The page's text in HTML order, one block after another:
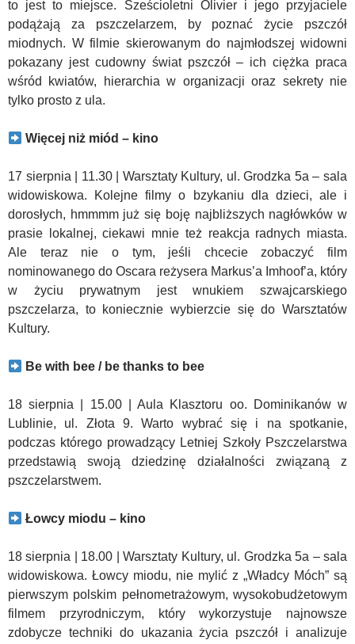
to jest to miejsce. Sześcioletni Olivier i jego przyjaciele
podążają za pszczelarzem, by poznać życie pszczół
miodnych. W filmie skierowanym do najmłodszej widowni
pokazany jest cudowny świat pszczół – ich ciężka praca
wśród kwiatów, hierarchia w organizacji oraz sekrety nie
tylko prosto z ula.
Więcej niż miód – kino
17 sierpnia | 11.30 | Warsztaty Kultury, ul. Grodzka 5a – sala
widowiskowa. Kolejne filmy o bzykaniu dla dzieci, ale i
dorosłych, hmmmm już się boję najbliższych nagłówków w
prasie lokalnej, ciekawi mnie też reakcja radnych miasta.
Ale teraz nie o tym, jeśli chcecie zobaczyć film
nominowanego do Oscara reżysera Markus’a Imhoof’a, który
w życiu prywatnym jest wnukiem szwajcarskiego
pszczelarza, to koniecznie wybierzcie się do Warsztatów
Kultury.
Be with bee / be thanks to bee
18 sierpnia | 15.00 | Aula Klasztoru oo. Dominikanów w
Lublinie, ul. Złota 9. Warto wybrać się i na spotkanie,
podczas którego prowadzący Letniej Szkoły Pszczelarstwa
przedstawią swoją dziedzinę działalności związaną z
pszczelarstwem.
Łowcy miodu – kino
18 sierpnia | 18.00 | Warsztaty Kultury, ul. Grodzka 5a – sala
widowiskowa. Łowcy miodu, nie mylić z „Władcy Móch” są
pierwszym polskim pełnometrażowym, wysokobudżetowym
filmem przyrodniczym, który wykorzystuje najnowsze
zdobycze techniki do ukazania życia pszczół i analizuje